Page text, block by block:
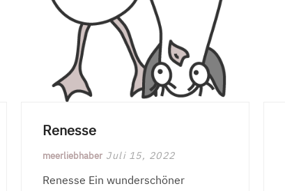
Renesse
meerliebhaber Juli 15, 2022
Renesse Ein wunderschöner